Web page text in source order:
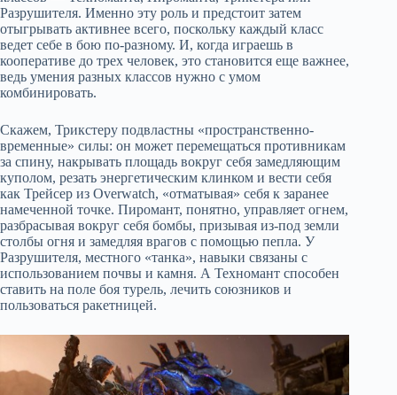
Разрушителя. Именно эту роль и предстоит затем
отыгрывать активнее всего, поскольку каждый класс
ведет себе в бою по-разному. И, когда играешь в
кооперативе до трех человек, это становится еще важнее,
ведь умения разных классов нужно с умом
комбинировать.
Скажем, Трикстеру подвластны «пространственно-
временные» силы: он может перемещаться противникам
за спину, накрывать площадь вокруг себя замедляющим
куполом, резать энергетическим клинком и вести себя
как Трейсер из Overwatch, «отматывая» себя к заранее
намеченной точке. Пиромант, понятно, управляет огнем,
разбрасывая вокруг себя бомбы, призывая из-под земли
столбы огня и замедляя врагов с помощью пепла. У
Разрушителя, местного «танка», навыки связаны с
использованием почвы и камня. А Техномант способен
ставить на поле боя турель, лечить союзников и
пользоваться ракетницей.